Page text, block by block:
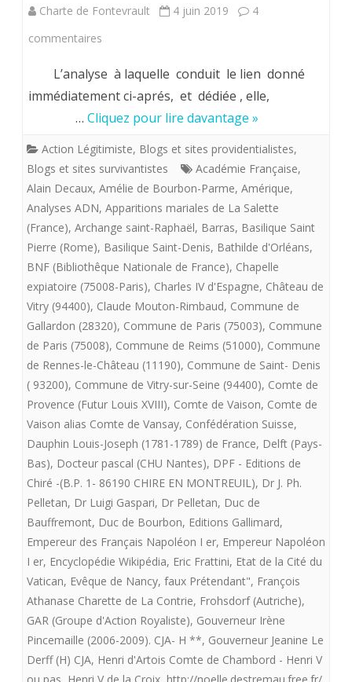
Charte de Fontevrault 4 juin 2019
4
commentaires
Volto,
Président
1991-
1994
(H)
de
Charte
de
Fontevrault
présente
SACRE
DE
LOUIS
XVII
L’analyse à laquelle conduit le lien donné
immédiatement ci-aprés, et dédiée , elle,
… Cliquez pour lire davantage »
Action Légitimiste, Blogs et sites providentialistes,
Blogs et sites survivantistes
Académie Française,
Alain Decaux, Amélie de Bourbon-Parme, Amérique,
Analyses ADN, Apparitions mariales de La Salette
(France), Archange saint-Raphaël, Barras, Basilique Saint
Pierre (Rome), Basilique Saint-Denis, Bathilde d'Orléans,
BNF (Bibliothêque Nationale de France), Chapelle
expiatoire (75008-Paris), Charles IV d'Espagne, Château de
Vitry (94400), Claude Mouton-Rimbaud, Commune de
Gallardon (28320), Commune de Paris (75003), Commune
de Paris (75008), Commune de Reims (51000), Commune
de Rennes-le-Château (11190), Commune de Saint- Denis
( 93200), Commune de Vitry-sur-Seine (94400), Comte de
Provence (Futur Louis XVIII), Comte de Vaison, Comte de
Vaison alias Comte de Vansay, Confédération Suisse,
Dauphin Louis-Joseph (1781-1789) de France, Delft (Pays-
Bas), Docteur pascal (CHU Nantes), DPF - Editions de
Chiré -(B.P. 1- 86190 CHIRE EN MONTREUIL), Dr J. Ph.
Pelletan, Dr Luigi Gaspari, Dr Pelletan, Duc de
Bauffremont, Duc de Bourbon, Editions Gallimard,
Empereur des Français Napoléon I er, Empereur Napoléon
I er, Encyclopédie Wikipédia, Eric Frattini, Etat de la Cité du
Vatican, Evêque de Nancy, faux Prétendant", François
Athanase Charette de La Contrie, Frohsdorf (Autriche),
GAR (Groupe d'Action Royaliste), Gouverneur Irène
Pincemaille (2006-2009). CJA- H **, Gouverneur Jeanine Le
Derff (H) CJA, Henri d'Artois Comte de Chambord - Henri V